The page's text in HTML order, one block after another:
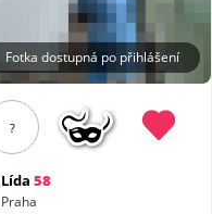
Fotka dostupná po přihlášení
?
Lída 58
Praha